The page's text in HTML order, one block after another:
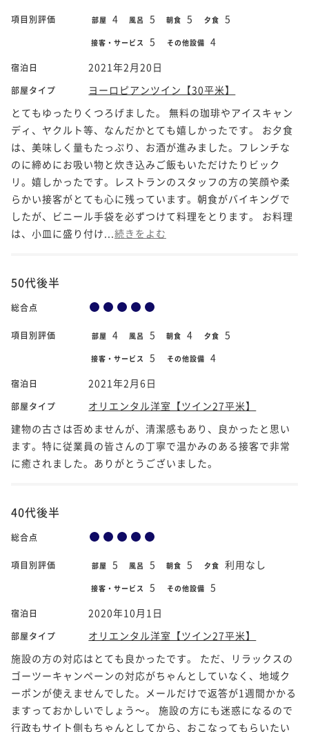
項目別評価 部屋 4 風呂 5 朝食 5 夕食 5
接客・サービス 5 その他設備 4
宿泊日 2021年2月20日
部屋タイプ
ヨーロピアンツイン【30平米】
とてもゆったりくつろげました。 無料の珈琲やアイスキャン
ディ、ヤクルト等、なんだかとても嬉しかったです。 お夕食
は、美味しく量もたっぷり、お酒が進みました。フレンチな
のに締めにお吸い物と炊き込みご飯もいただけたりビック
リ。嬉しかったです。レストランのスタッフの方の笑顔や柔
らかい接客がとても心に残っています。朝食がバイキングで
したが、ビニール手袋を必ずつけて料理をとります。 お料理
は、小皿に盛り付け... 続きをよむ
50代後半
総合点
項目別評価 部屋 4 風呂 5 朝食 4 夕食 5
接客・サービス 5 その他設備 4
宿泊日 2021年2月6日
部屋タイプ
オリエンタル洋室【ツイン27平米】
建物の古さは否めませんが、清潔感もあり、良かったと思い
ます。特に従業員の皆さんの丁寧で温かみのある接客で非常
に癒されました。ありがとうございました。
40代後半
総合点
項目別評価 部屋 5 風呂 5 朝食 5 夕食 利用なし
接客・サービス 5 その他設備 5
宿泊日 2020年10月1日
部屋タイプ
オリエンタル洋室【ツイン27平米】
施設の方の対応はとても良かったです。 ただ、リラックスの
ゴーツーキャンペーンの対応がちゃんとしていなく、地域ク
ーポンが使えませんでした。メールだけで返答が1週間かかる
ますっておかしいでしょう～。 施設の方にも迷惑になるので
行政もサイト側もちゃんとしてから、おこなってもらいたい